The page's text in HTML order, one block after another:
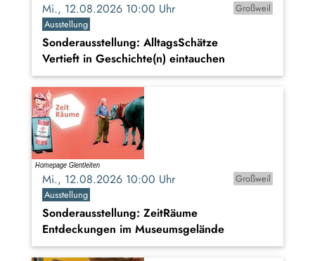
Mi., 12.08.2026 10:00 Uhr
Großweil
Ausstellung
Sonderausstellung: AlltagsSchätze
Vertieft in Geschichte(n) eintauchen
Mi., 12.08.2026 10:00 Uhr
Großweil
Ausstellung
Sonderausstellung: ZeitRäume
Entdeckungen im Museumsgelände